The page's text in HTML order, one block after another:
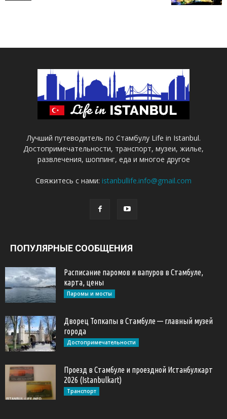
Лучший путеводитель по Стамбулу Life in Istanbul.
Достопримечательности, транспорт, музеи, жилье,
развлечения, шоппинг, еда и многое другое
Свяжитесь с нами: istanbullife.info@gmail.com
ПОПУЛЯРНЫЕ СООБЩЕНИЯ
Расписание паромов и вапуров в Стамбуле,
карта, цены
Паромы и мосты
Дворец Топкапы в Стамбуле — главный музей
города
Достопримечательности
Проезд в Стамбуле и проездной Истанбулкарт
2026 (Istanbulkart)
Транспорт